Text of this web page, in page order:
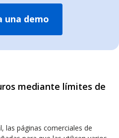
una demo
mediante límites de
las páginas comerciales de